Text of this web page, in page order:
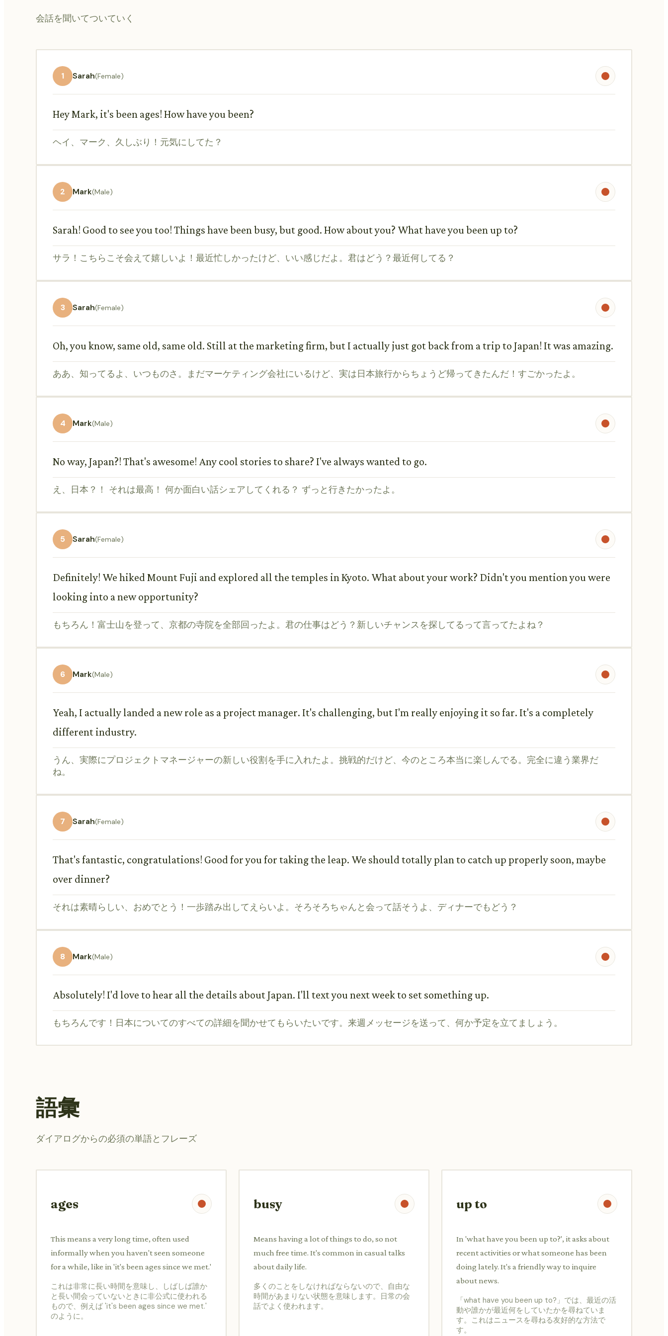
会話を聞いてついていく
1 Sarah(Female)
Hey Mark, it's been ages! How have you been?
ヘイ、マーク、久しぶり！元気にしてた？
2 Mark(Male)
Sarah! Good to see you too! Things have been busy, but good. How about you? What have you been up to?
サラ！こちらこそ会えて嬉しいよ！最近忙しかったけど、いい感じだよ。君はどう？最近何してる？
3 Sarah(Female)
Oh, you know, same old, same old. Still at the marketing firm, but I actually just got back from a trip to Japan! It was amazing.
ああ、知ってるよ、いつものさ。まだマーケティング会社にいるけど、実は日本旅行からちょうど帰ってきたんだ！すごかったよ。
4 Mark(Male)
No way, Japan?! That's awesome! Any cool stories to share? I've always wanted to go.
え、日本？！ それは最高！ 何か面白い話シェアしてくれる？ ずっと行きたかったよ。
5 Sarah(Female)
Definitely! We hiked Mount Fuji and explored all the temples in Kyoto. What about your work? Didn't you mention you were
looking into a new opportunity?
もちろん！富士山を登って、京都の寺院を全部回ったよ。君の仕事はどう？新しいチャンスを探してるって言ってたよね？
6 Mark(Male)
Yeah, I actually landed a new role as a project manager. It's challenging, but I'm really enjoying it so far. It's a completely
different industry.
うん、実際にプロジェクトマネージャーの新しい役割を手に入れたよ。挑戦的だけど、今のところ本当に楽しんでる。完全に違う業界だ
ね。
7 Sarah(Female)
That's fantastic, congratulations! Good for you for taking the leap. We should totally plan to catch up properly soon, maybe
over dinner?
それは素晴らしい、おめでとう！一歩踏み出してえらいよ。そろそろちゃんと会って話そうよ、ディナーでもどう？
8 Mark(Male)
Absolutely! I'd love to hear all the details about Japan. I'll text you next week to set something up.
もちろんです！日本についてのすべての詳細を聞かせてもらいたいです。来週メッセージを送って、何か予定を立てましょう。
語彙
ダイアログからの必須の単語とフレーズ
ages
This means a very long time, often used
informally when you haven't seen someone
for a while, like in 'it's been ages since we met.'
これは非常に長い時間を意味し、しばしば誰か
と長い間会っていないときに非公式に使われる
もので、例えば 'it's been ages since we met.'
のように。
busy
Means having a lot of things to do, so not
much free time. It's common in casual talks
about daily life.
多くのことをしなければならないので、自由な
時間があまりない状態を意味します。日常の会
話でよく使われます。
up to
In 'what have you been up to?', it asks about
recent activities or what someone has been
doing lately. It's a friendly way to inquire
about news.
「what have you been up to?」では、最近の活
動や誰かが最近何をしていたかを尋ねていま
す。これはニュースを尋ねる友好的な方法で
す。